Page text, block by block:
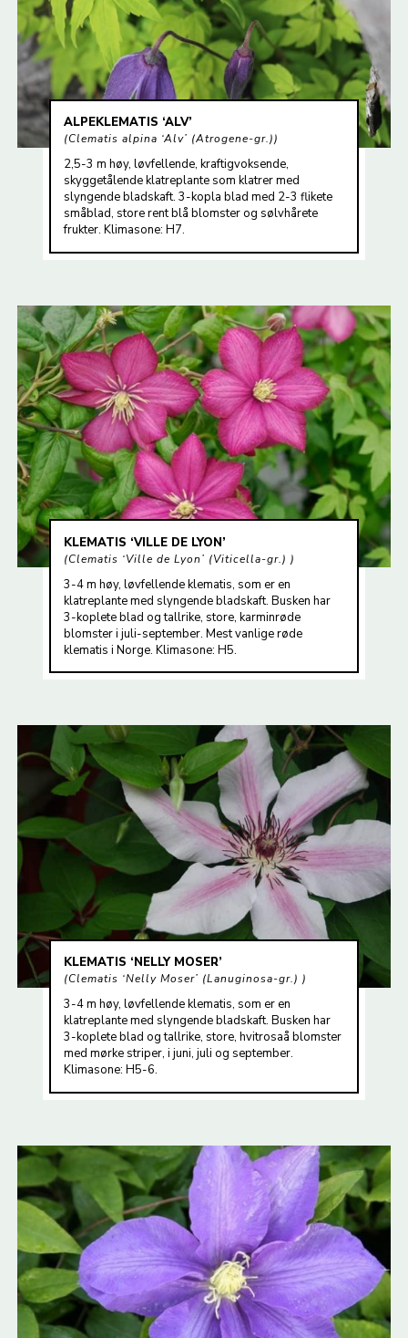
ALPEKLEMATIS ‘ALV’
Clematis alpina ‘Alv’ (Atrogene-gr.)
2,5-3 m høy, løvfellende, kraftigvoksende,
skyggetålende klatreplante som klatrer med
slyngende bladskaft. 3-kopla blad med 2-3 flikete
småblad, store rent blå blomster og sølvhårete
frukter. Klimasone: H7.
KLEMATIS ‘VILLE DE LYON’
Clematis ‘Ville de Lyon’ (Viticella-gr.)
3-4 m høy, løvfellende klematis, som er en
klatreplante med slyngende bladskaft. Busken har
3-koplete blad og tallrike, store, karminrøde
blomster i juli-september. Mest vanlige røde
klematis i Norge. Klimasone: H5.
KLEMATIS ‘NELLY MOSER’
Clematis ‘Nelly Moser’ (Lanuginosa-gr.)
3-4 m høy, løvfellende klematis, som er en
klatreplante med slyngende bladskaft. Busken har
3-koplete blad og tallrike, store, hvitrosaå blomster
med mørke striper, i juni, juli og september.
Klimasone: H5-6.